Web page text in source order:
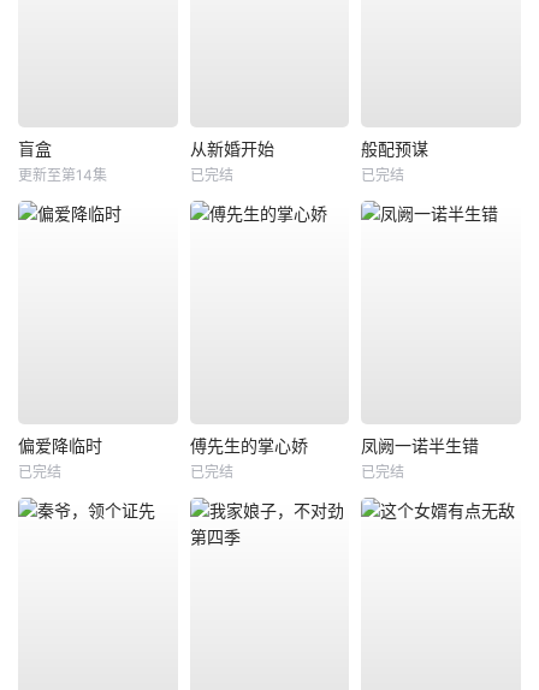
盲盒
更新至第14集
从新婚开始
已完结
般配预谋
已完结
偏爱降临时
已完结
傅先生的掌心娇
已完结
凤阙一诺半生错
已完结